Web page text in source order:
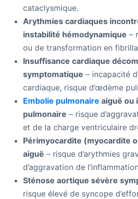
cataclysmique.
Arythmies cardiaques
instabilité hémodynamique –
ou de transformation en
Insuffisance cardiaque
symptomatique – incapacité
cardiaque, risque d’œdème
Embolie pulmonaire aiguë ou
pulmonaire – risque
et de la charge ventriculaire
Périmyocardite (myocardite
aiguë – risque d’arythmies
d’aggravation de
Sténose aortique sévère
risque élevé de syncope